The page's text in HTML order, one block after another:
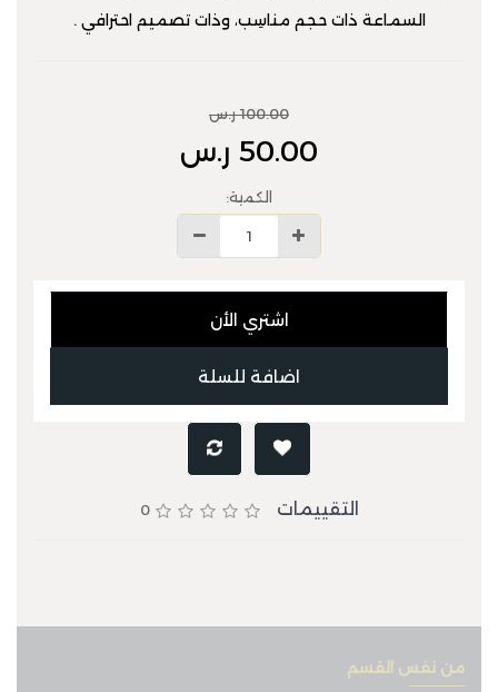
السماعة ذات حجم مناسِب، وذات تصميم احترافي .
100.00 ر.س
50.00 ر.س
الكمية:
اشتري الأن
اضافة للسلة
التقييمات 0
من نفس القسم